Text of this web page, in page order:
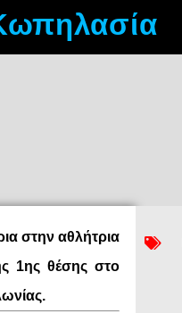
στην αθλήτρια
1ης θέσης στο